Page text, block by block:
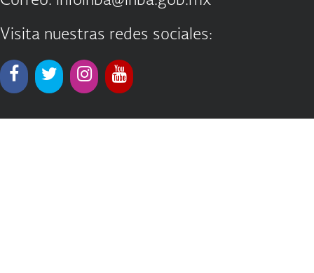
Visita nuestras redes sociales: